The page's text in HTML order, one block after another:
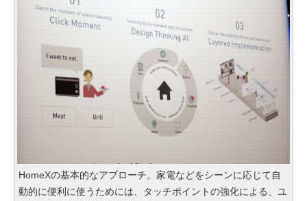
HomeXの基本的なアプローチ。家電などをシーンに応じて自
動的に便利に使うためには、タッチポイントの強化による、ユ